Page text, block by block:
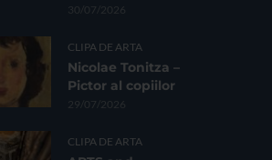
30/07/2026
CLIPA DE ARTA
Nicolae Tonitza –
Pictor al copiilor
29/07/2026
CLIPA DE ARTA